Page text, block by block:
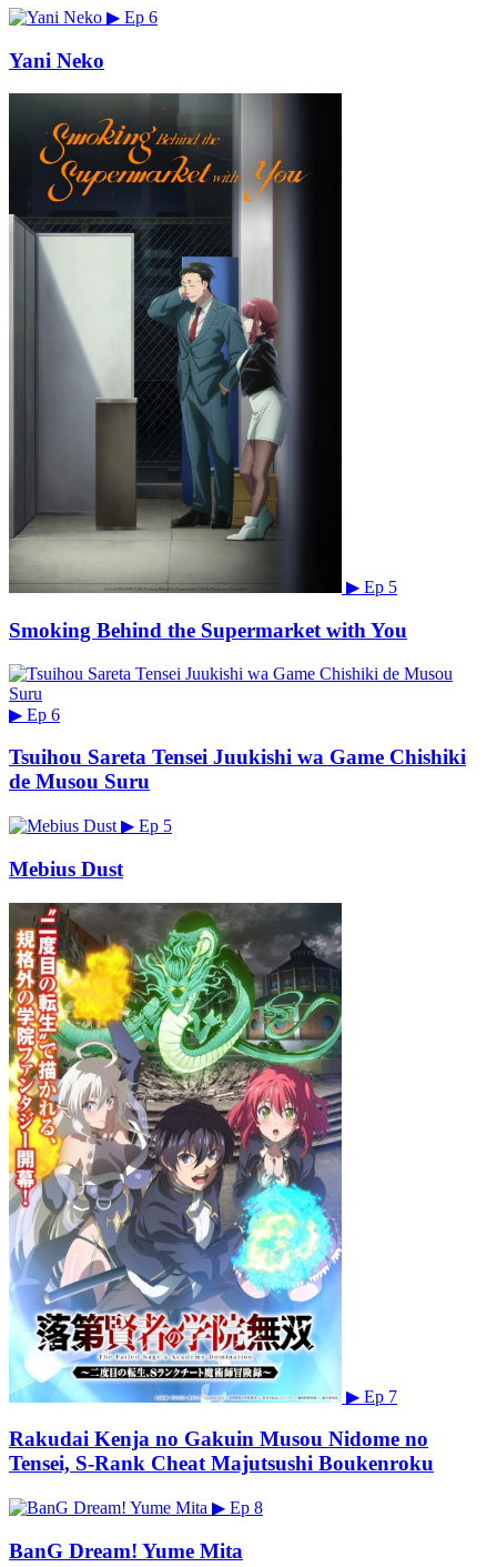
▶ Ep 6
Yani Neko
▶ Ep 5
Smoking Behind the Supermarket with You
▶ Ep 6
Tsuihou Sareta Tensei Juukishi wa Game Chishiki
de Musou Suru
▶ Ep 5
Mebius Dust
▶ Ep 7
Rakudai Kenja no Gakuin Musou Nidome no
Tensei, S-Rank Cheat Majutsushi Boukenroku
▶ Ep 8
BanG Dream! Yume Mita